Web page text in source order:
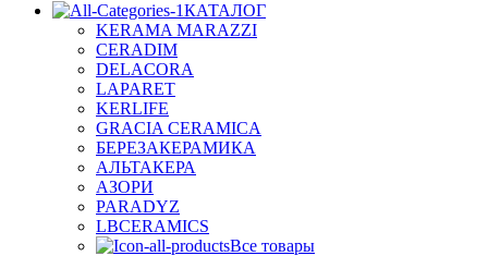
КАТАЛОГ
KERAMA MARAZZI
CERADIM
DELACORA
LAPARET
KERLIFE
GRACIA CERAMICA
БЕРЕЗАКЕРАМИКА
АЛЬТАКЕРА
АЗОРИ
PARADYZ
LBCERAMICS
Все товары